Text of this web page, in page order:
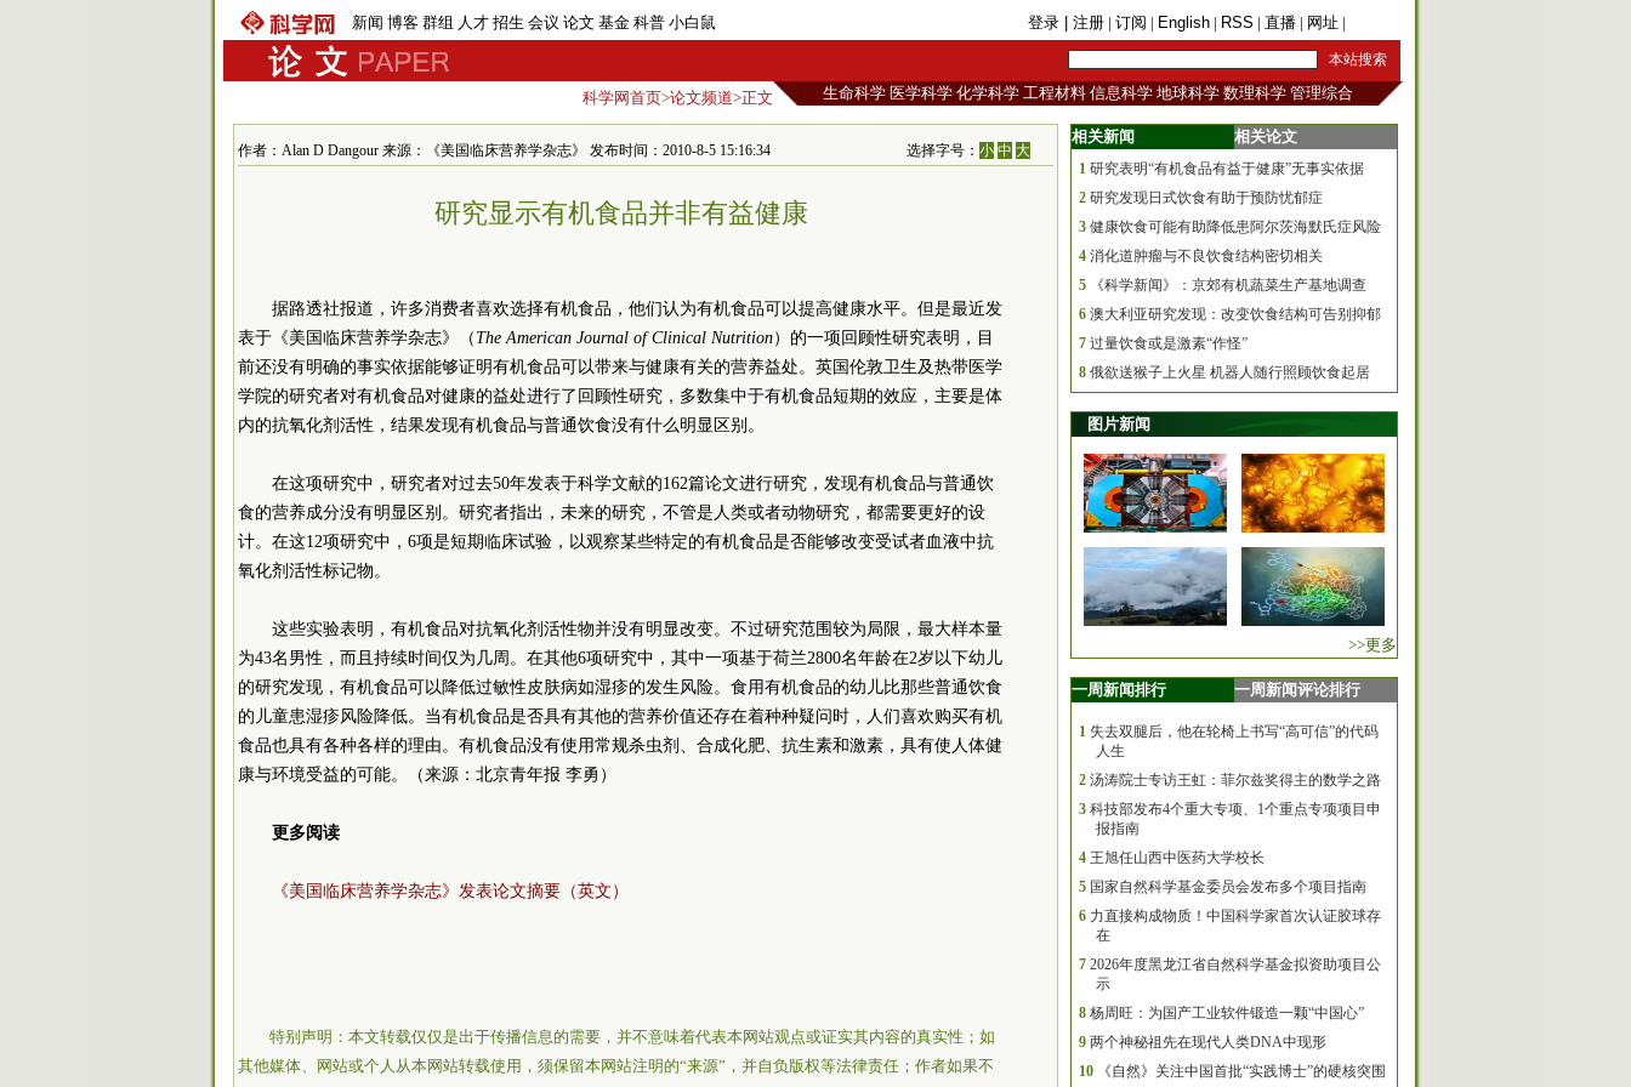
新闻 博客 群组 人才 招生 会议 论文 基金 科普 小白鼠 登录 | 注册 | 订阅 | English | RSS | 直播 | 网址 |
科学网首页>论文频道>正文 生命科学 医学科学 化学科学 工程材料 信息科学 地球科学 数理科学 管理综合
作者：Alan D Dangour 来源：《美国临床营养学杂志》 发布时间：2010-8-5 15:16:34 选择字号：小 中 大
研究显示有机食品并非有益健康
据路透社报道，许多消费者喜欢选择有机食品，他们认为有机食品可以提高健康水平。但是最近发
表于《美国临床营养学杂志》（ The American Journal of Clinical Nutrition）的一项回顾性研究表明，目
前还没有明确的事实依据能够证明有机食品可以带来与健康有关的营养益处。英国伦敦卫生及热带医学
学院的研究者对有机食品对健康的益处进行了回顾性研究，多数集中于有机食品短期的效应，主要是体
内的抗氧化剂活性，结果发现有机食品与普通饮食没有什么明显区别。
在这项研究中，研究者对过去50年发表于科学文献的162篇论文进行研究，发现有机食品与普通饮
食的营养成分没有明显区别。研究者指出，未来的研究，不管是人类或者动物研究，都需要更好的设
计。在这12项研究中，6项是短期临床试验，以观察某些特定的有机食品是否能够改变受试者血液中抗
氧化剂活性标记物。
这些实验表明，有机食品对抗氧化剂活性物并没有明显改变。不过研究范围较为局限，最大样本量
为43名男性，而且持续时间仅为几周。在其他6项研究中，其中一项基于荷兰2800名年龄在2岁以下幼儿
的研究发现，有机食品可以降低过敏性皮肤病如湿疹的发生风险。食用有机食品的幼儿比那些普通饮食
的儿童患湿疹风险降低。当有机食品是否具有其他的营养价值还存在着种种疑问时，人们喜欢购买有机
食品也具有各种各样的理由。有机食品没有使用常规杀虫剂、合成化肥、抗生素和激素，具有使人体健
康与环境受益的可能。（来源：北京青年报 李勇）
更多阅读
《美国临床营养学杂志》发表论文摘要（英文）
特别声明：本文转载仅仅是出于传播信息的需要，并不意味着代表本网站观点或证实其内容的真实性；如
其他媒体、网站或个人从本网站转载使用，须保留本网站注明的“来源”，并自负版权等法律责任；作者如果不
相关新闻 相关论文
1 研究表明“有机食品有益于健康”无事实依据
2 研究发现日式饮食有助于预防忧郁症
3 健康饮食可能有助降低患阿尔茨海默氏症风险
4 消化道肿瘤与不良饮食结构密切相关
5
《科学新闻》：京郊有机蔬菜生产基地调查
6 澳大利亚研究发现：改变饮食结构可告别抑郁
7 过量饮食或是激素“作怪”
8 俄欲送猴子上火星 机器人随行照顾饮食起居
图片新闻
>>更多
一周新闻排行 一周新闻评论排行
1 失去双腿后，他在轮椅上书写“高可信”的代码
人生
2 汤涛院士专访王虹：菲尔兹奖得主的数学之路
3 科技部发布4个重大专项、1个重点专项项目申
报指南
4 王旭任山西中医药大学校长
5 国家自然科学基金委员会发布多个项目指南
6 力直接构成物质！中国科学家首次认证胶球存
在
7 2026年度黑龙江省自然科学基金拟资助项目公
示
8 杨周旺：为国产工业软件锻造一颗“中国心”
9 两个神秘祖先在现代人类DNA中现形
10
《自然》关注中国首批“实践博士”的硬核突围